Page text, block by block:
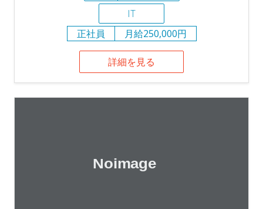
IT
正社員
月給250,000円
詳細を見る